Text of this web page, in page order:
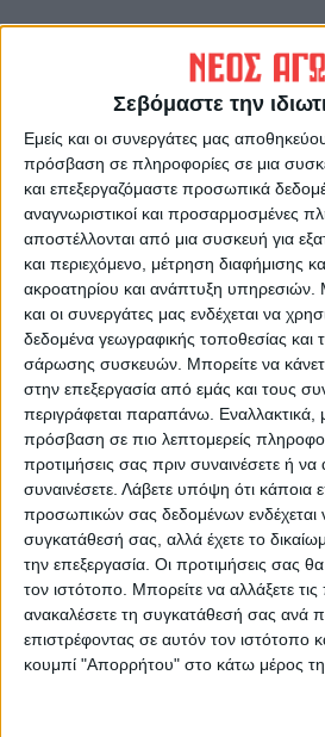
Σεβόμαστε την
Εμείς και οι συνεργάτες μας
πρόσβαση σε πληροφορίες σε μια
και επεξεργαζόμαστε προσωπικά
αναγνωριστικοί και προσαρμοσμένες
αποστέλλονται από μια συσκευή για
και περιεχόμενο, μέτρηση διαφήμισης
ακροατηρίου και ανάπτυξη υπηρεσιών.
και οι συνεργάτες μας ενδέχεται να
δεδομένα γεωγραφικής τοποθεσίας
σάρωσης συσκευών. Μπορείτε να κάνετε
στην επεξεργασία από εμάς και τους
περιγράφεται παραπάνω. Εναλλακτικά,
πρόσβαση σε πιο λεπτομερείς
προτιμήσεις σας πριν συναινέσετε ή να
συναινέσετε. Λάβετε υπόψη ότι κάποια
προσωπικών σας δεδομένων ενδέχεται
συγκατάθεσή σας, αλλά έχετε το
την επεξεργασία. Οι προτιμήσεις σας
τον ιστότοπο. Μπορείτε να αλλάξετε
ανακαλέσετε τη συγκατάθεσή σας ανά
επιστρέφοντας σε αυτόν τον ιστότοπο
κουμπί "Απορρήτου" στο κάτω μέρος
αριθμός των ανέργων ήταν
ανέρχονταν σε 59.862, ενώ
του 2026 ανέρχονταν σε
Τελευταίες Ειδήσεις Σήμερα
Ακολούθησε την
ΑΓΩΝ στο Google
Όλες οι εξελίξεις στην
Καρδίτσας και
Δεύτερη εβδομάδα
κινητοποιήσεων από τους
δικαστικούς υπαλλήλους